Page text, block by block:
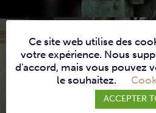
Ce site web utilise des
votre expérience. Nous
d'accord, mais vous pouvez
le souhaitez.
ACCEPTER